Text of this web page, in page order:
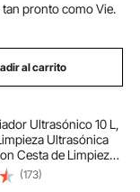
tan pronto como Vie.
al carrito
Ultrasónico 10 L,
Ultrasónica
Cesta de Limpieza
Acero Inoxidable,
para Piezas,
(173)